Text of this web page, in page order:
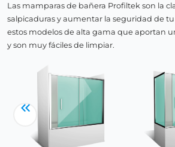
Las mamparas de bañera Profiltek son la
salpicaduras y aumentar la seguridad de
estos modelos de alta gama que aportan
y son muy fáciles de limpiar.